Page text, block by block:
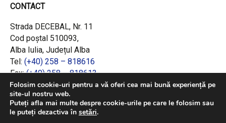
CONTACT
Strada DECEBAL, Nr. 11
Cod poștal 510093,
Alba Iulia, Județul Alba
Tel: (+40) 258 – 818616
Fax:(+40) 258 – 818613
Email:office@adrcentru.ro
LINK-URI RAPIDE
Folosim cookie-uri pentru a vă oferi cea mai bună experiență pe
site-ul nostru web.
Puteți afla mai multe despre cookie-urile pe care le folosim sau
le puteți dezactiva în setări.